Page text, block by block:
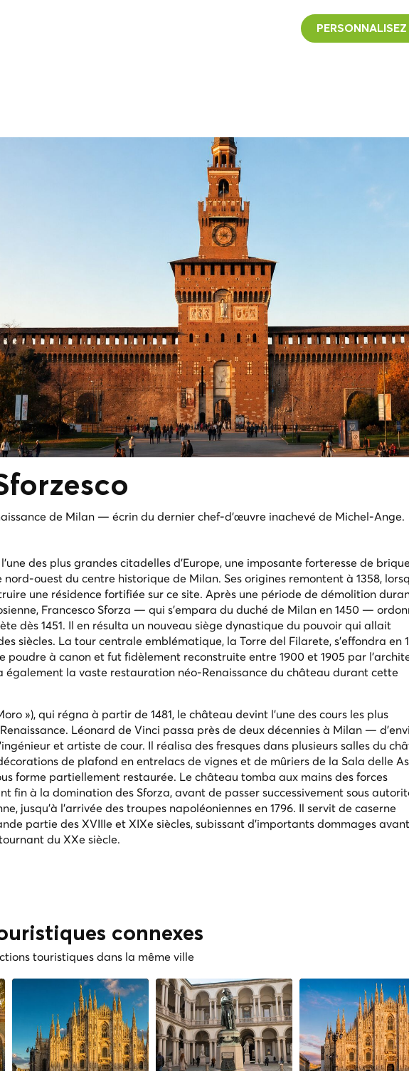
de Milan — écrin du dernier chef-d'œuvre inachevé de Michel-Ange.
des plus grandes citadelles d'Europe, une imposante forteresse de
ouest du centre historique de Milan. Ses origines remontent à 1358,
une résidence fortifiée sur ce site. Après une période de démolition
Francesco Sforza — qui s'empara du duché de Milan en 1450 —
dès 1451. Il en résulta un nouveau siège dynastique du pouvoir qui allait
siècles. La tour centrale emblématique, la Torre del Filarete, s'effondra en
poudre à canon et fut fidèlement reconstruite entre 1900 et 1905 par
également la vaste restauration néo-Renaissance du château durant cette
»), qui régna à partir de 1481, le château devint l'une des cours les plus
Léonard de Vinci passa près de deux décennies à Milan —
et artiste de cour. Il réalisa des fresques dans plusieurs salles du
de plafond en entrelacs de vignes et de mûriers de la Sala delle
forme partiellement restaurée. Le château tomba aux mains des forces
fin à la domination des Sforza, avant de passer successivement sous
jusqu'à l'arrivée des troupes napoléoniennes en 1796. Il servit de caserne
partie des XVIIIe et XIXe siècles, subissant d'importants dommages
du XXe siècle.
connexes
touristiques dans la même ville